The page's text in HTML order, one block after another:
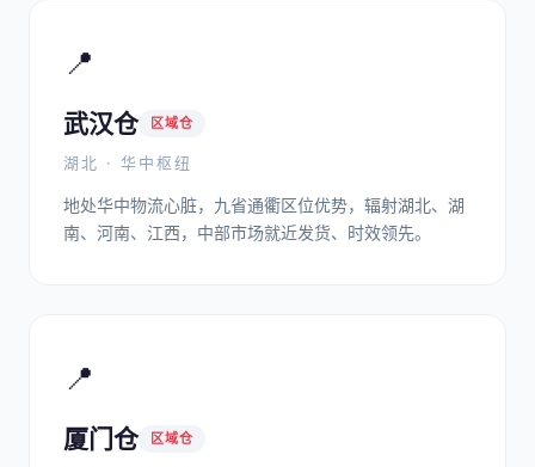
📍
武汉仓 区域仓
湖北 · 华中枢纽
地处华中物流心脏，九省通衢区位优势，辐射湖北、湖
南、河南、江西，中部市场就近发货、时效领先。
📍
厦门仓 区域仓